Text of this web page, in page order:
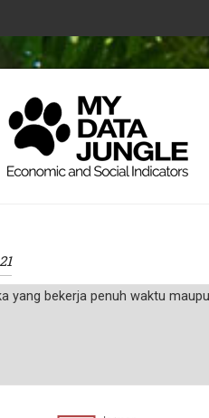
yang bekerja penuh waktu